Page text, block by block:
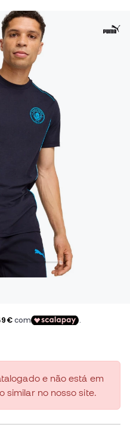
e não está em
similar no nosso site.